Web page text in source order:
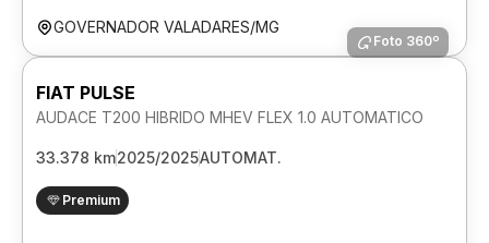
GOVERNADOR VALADARES/MG
Foto 360º
FIAT PULSE
AUDACE T200 HIBRIDO MHEV FLEX 1.0 AUTOMATICO
33.378 km2025/2025AUTOMAT.
Premium